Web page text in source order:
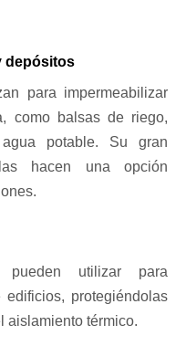
depósitos
para impermeabilizar
como balsas de riego,
potable. Su gran
hacen una opción
utilizar para
protegiéndolas
aislamiento térmico.